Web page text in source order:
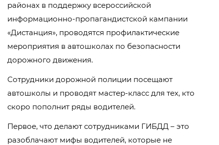
районах в поддержку всероссийской
информационно-пропагандистской кампании
«Дистанция», проводятся профилактические
мероприятия в автошколах по безопасности
дорожного движения.
Сотрудники дорожной полиции посещают
автошколы и проводят мастер-класс для тех, кто
скоро пополнит ряды водителей.
Первое, что делают сотрудниками ГИБДД – это
разоблачают мифы водителей, которые не